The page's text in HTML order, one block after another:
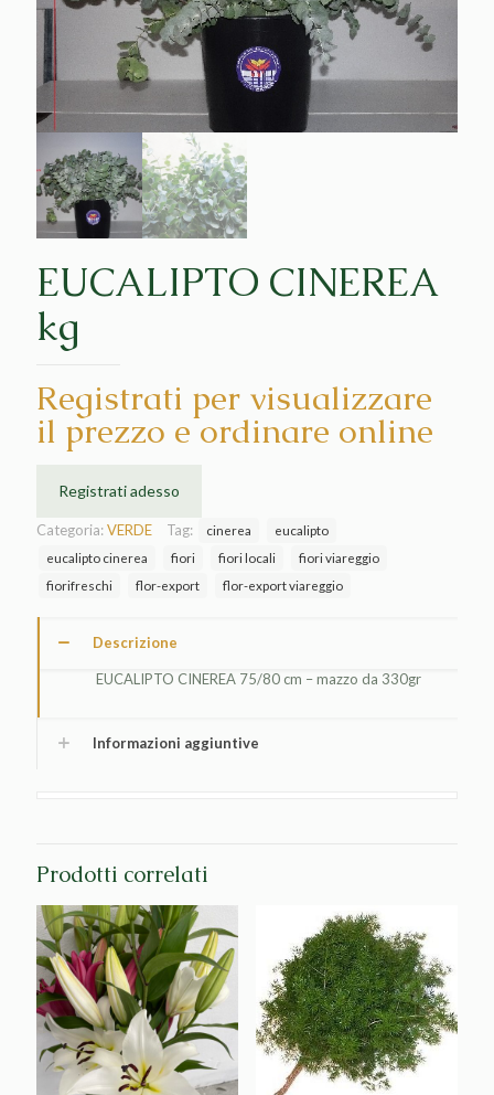
EUCALIPTO CINEREA
kg
Registrati per visualizzare
il prezzo e ordinare online
Registrati adesso
Categoria:VERDE Tag: cinerea
eucalipto
eucalipto cinerea
fiori fiori locali
fiori viareggio
fiorifreschi
flor-export flor-export viareggio
Descrizione
EUCALIPTO CINEREA 75/80 cm – mazzo da 330gr
Informazioni aggiuntive
Prodotti correlati